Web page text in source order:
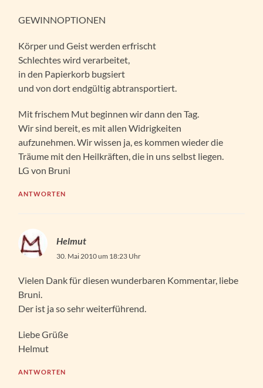
GEWINNOPTIONEN
Körper und Geist werden erfrischt
Schlechtes wird verarbeitet,
in den Papierkorb bugsiert
und von dort endgültig abtransportiert.
Mit frischem Mut beginnen wir dann den Tag.
Wir sind bereit, es mit allen Widrigkeiten
aufzunehmen. Wir wissen ja, es kommen wieder die
Träume mit den Heilkräften, die in uns selbst liegen.
LG von Bruni
ANTWORTEN
Helmut
30. Mai 2010 um 18:23 Uhr
Vielen Dank für diesen wunderbaren Kommentar, liebe
Bruni.
Der ist ja so sehr weiterführend.
Liebe Grüße
Helmut
ANTWORTEN